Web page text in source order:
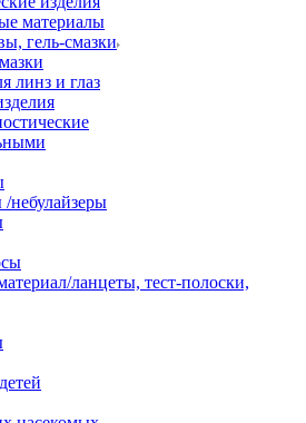
материалы
гель-смазки
линз и глаз
небулайзеры
ланцеты, тест-полоски,